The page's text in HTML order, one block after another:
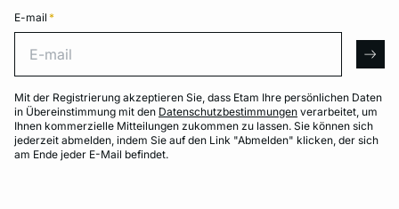
E-mail *
Mit der Registrierung akzeptieren Sie, dass Etam Ihre persönlichen Daten
in Übereinstimmung mit den Datenschutzbestimmungen verarbeitet, um
Ihnen kommerzielle Mitteilungen zukommen zu lassen. Sie können sich
jederzeit abmelden, indem Sie auf den Link "Abmelden" klicken, der sich
am Ende jeder E-Mail befindet.